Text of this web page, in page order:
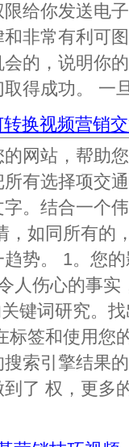
给你发送电
非常有利可
的，说明你
得成功。 一
换视频营销
网站，帮助
有选择项交
。结合一个
，如同所有的
势。 1。您
人伤心的事
键词研究。
标签和使用您
索引擎结果
了 权，更多